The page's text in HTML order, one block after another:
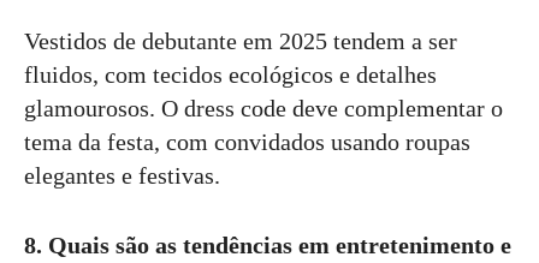
Vestidos de debutante em 2025 tendem a ser
fluidos, com tecidos ecológicos e detalhes
glamourosos. O dress code deve complementar o
tema da festa, com convidados usando roupas
elegantes e festivas.
8. Quais são as tendências em entretenimento e